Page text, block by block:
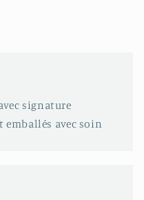
signature
emballés avec soin